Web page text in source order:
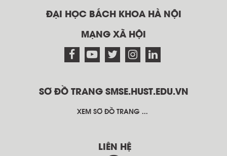
ĐẠI HỌC BÁCH KHOA HÀ NỘI
MẠNG XÃ HỘI
SƠ ĐỒ TRANG SMSE.HUST.EDU.VN
XEM SƠ ĐỒ TRANG ...
LIÊN HỆ